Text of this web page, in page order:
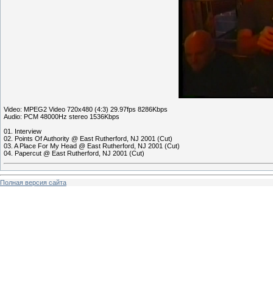
Video: MPEG2 Video 720x480 (4:3) 29.97fps 8286Kbps
Audio: PCM 48000Hz stereo 1536Kbps
01. Interview
02. Points Of Authority @ East Rutherford, NJ 2001 (Cut)
03. A Place For My Head @ East Rutherford, NJ 2001 (Cut)
04. Papercut @ East Rutherford, NJ 2001 (Cut)
Полная версия сайта